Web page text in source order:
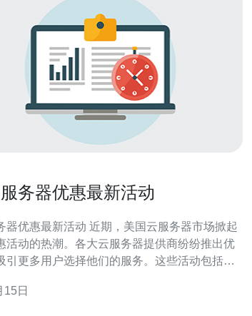
务器优惠最新活动
活动 近期，美国云服务器市场掀起
活动的热潮。各大云服务器提供商纷纷推出优
引更多用户选择他们的服务。这些活动包括降
在这些优惠活动中，用户可以享
15日